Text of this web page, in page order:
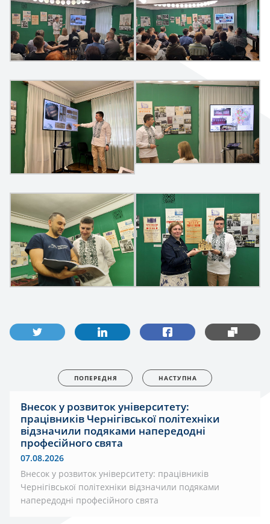
ПОПЕРЕДНЯ НАСТУПНА
Внесок у розвиток університету:
працівників Чернігівської політехніки
відзначили подяками напередодні
професійного свята
07.08.2026
Внесок у розвиток університету: працівників
Чернігівської політехніки відзначили подяками
напередодні професійного свята